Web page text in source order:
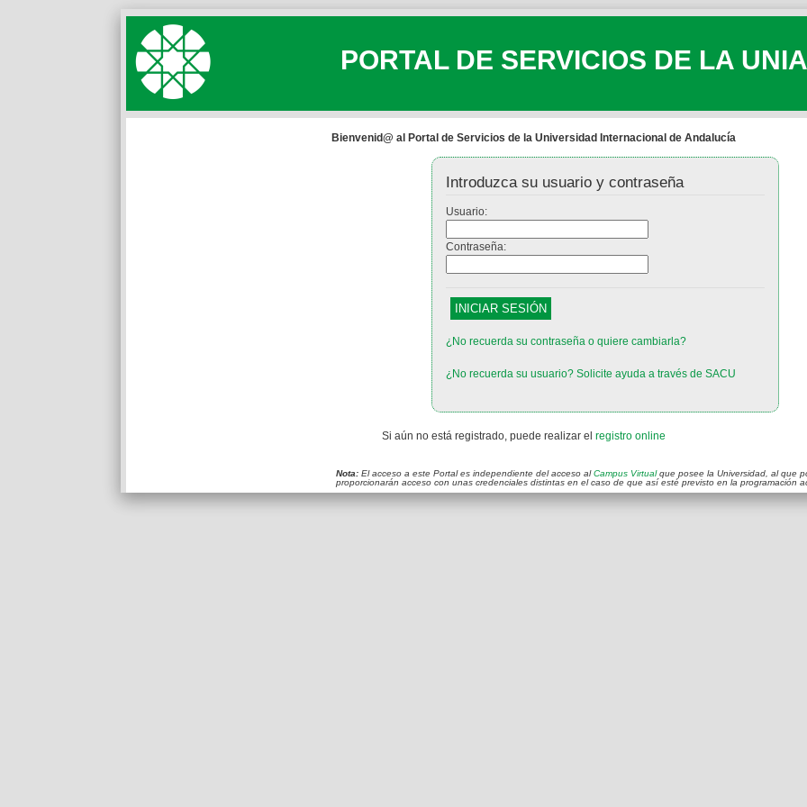
PORTAL DE SERVICIOS DE LA UNIA
Bienvenid@ al Portal de Servicios de la Universidad Internacional de Andalucía
Introduzca su usuario y contraseña
Usuario:
Contraseña:
¿No recuerda su contraseña o quiere cambiarla?
¿No recuerda su usuario? Solicite ayuda a través de SACU
Si aún no está registrado, puede realizar el registro online
Nota:El acceso a este Portal es independiente del acceso alCampus Virtualque posee la Universidad, al que
proporcionarán acceso con unas credenciales distintas en el caso de que así esté previsto en la programación